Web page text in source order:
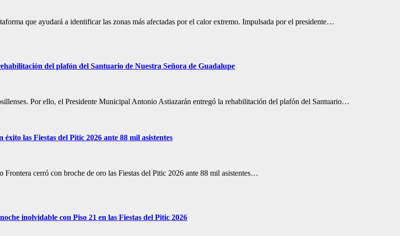
que ayudará a identificar las zonas más afectadas por el calor extremo. Impulsada por el presidente…
del plafón del Santuario de Nuestra Señora de Guadalupe
Por ello, el Presidente Municipal Antonio Astiazarán entregó la rehabilitación del plafón del Santuario…
las Fiestas del Pitic 2026 ante 88 mil asistentes
cerró con broche de oro las Fiestas del Pitic 2026 ante 88 mil asistentes…
inolvidable con Piso 21 en las Fiestas del Pitic 2026